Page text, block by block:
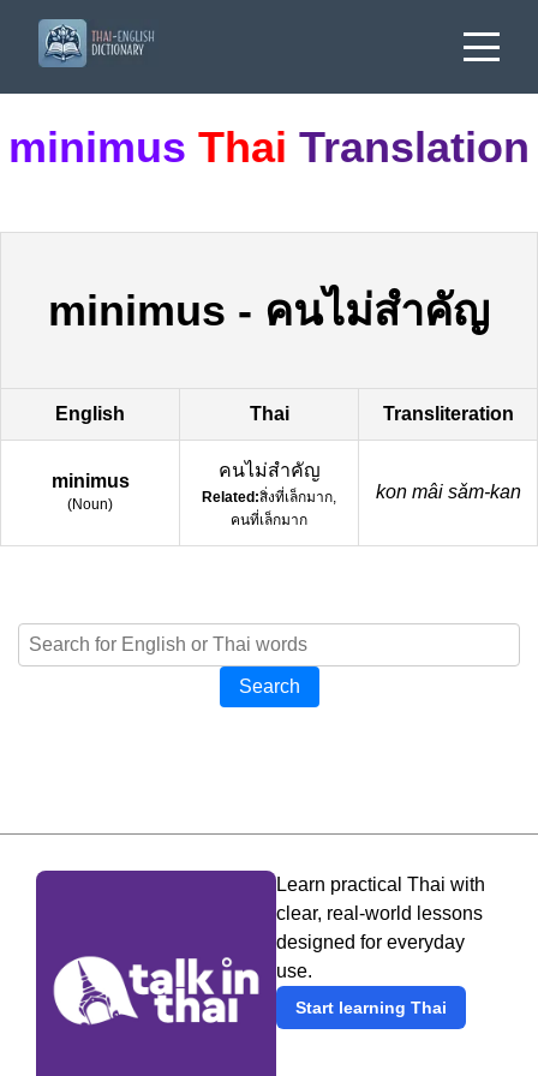
minimus Thai Translation
minimus - คนไม่สำคัญ
English Thai Transliteration
minimus
(Noun)
คนไม่สำคัญ
Related:สิ่งที่เล็กมาก,
คนที่เล็กมาก
kon mâi sǎm-kan
Search
Learn practical Thai with
clear, real-world lessons
designed for everyday
use.
Start learning Thai